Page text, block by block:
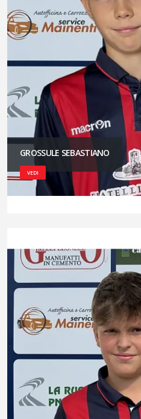
GROSSULE SEBASTIANO
VEDI